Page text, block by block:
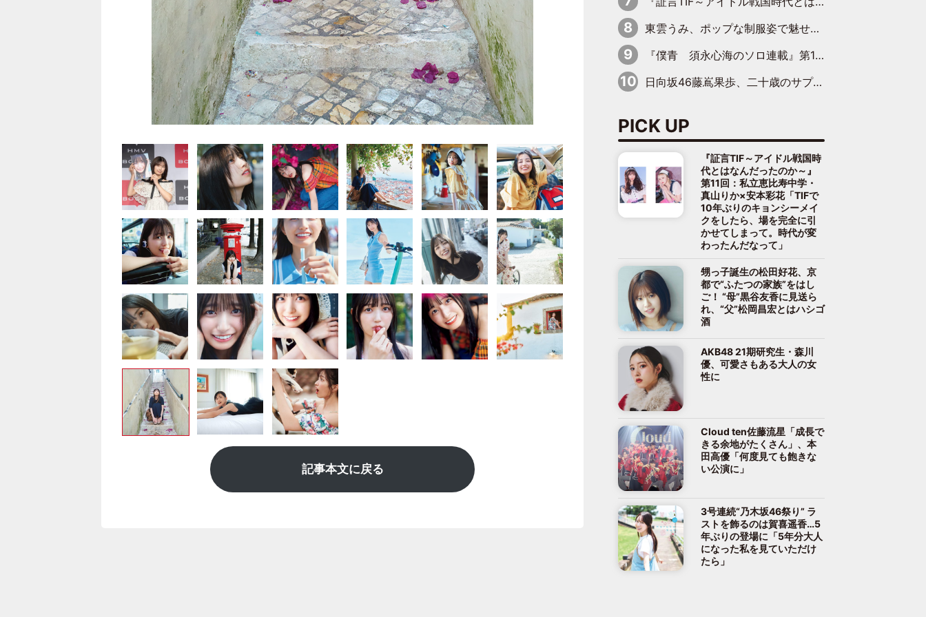
記事本文に戻る
東雲うみ、ポップな制服姿で魅せる“東雲グリーン”の正体
『僕青 須永心海のソロ連載』第18回：「バーゲンセールハンターみうな inしまむら」編
日向坂46藤嶌果歩、二十歳のサプライズバースデーに大喜び「頼られる先輩になれるように努力していきたい」
PICK UP
『証言TIF～アイドル戦国時
代とはなんだったのか～』
第11回：私立恵比寿中学・
真山りか×安本彩花「TIFで
10年ぶりのキョンシーメイ
クをしたら、場を完全に引
かせてしまって。時代が変
わったんだなって」
甥っ子誕生の松田好花、京
都で“ふたつの家族”をはし
ご！ “母”黒谷友香に見送ら
れ、“父”松岡昌宏とはハシゴ
酒
AKB48 21期研究生・森川
優、可愛さもある大人の女
性に
Cloud ten佐藤流星「成長で
きる余地がたくさん」、本
田高優「何度見ても飽きな
い公演に」
3号連続“乃木坂46祭り” ラ
ストを飾るのは賀喜遥香…5
年ぶりの登場に「5年分大人
になった私を見ていただけ
たら」